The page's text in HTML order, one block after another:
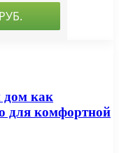
дом как
для комфортной